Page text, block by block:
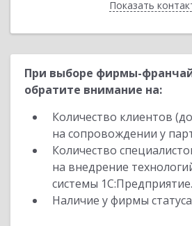
ПоказатьНазад
При выборе фирмы-
обратите внимание на:
Количество клиентов
на сопровождении у
Количество
на внедрение
системы 1С:Предприятие.
Наличие у фирмы статуса